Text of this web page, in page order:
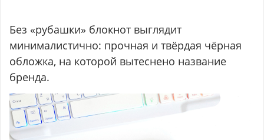
Без «рубашки» блокнот выглядит
минималистично: прочная и твёрдая чёрная
обложка, на которой вытеснено название
бренда.